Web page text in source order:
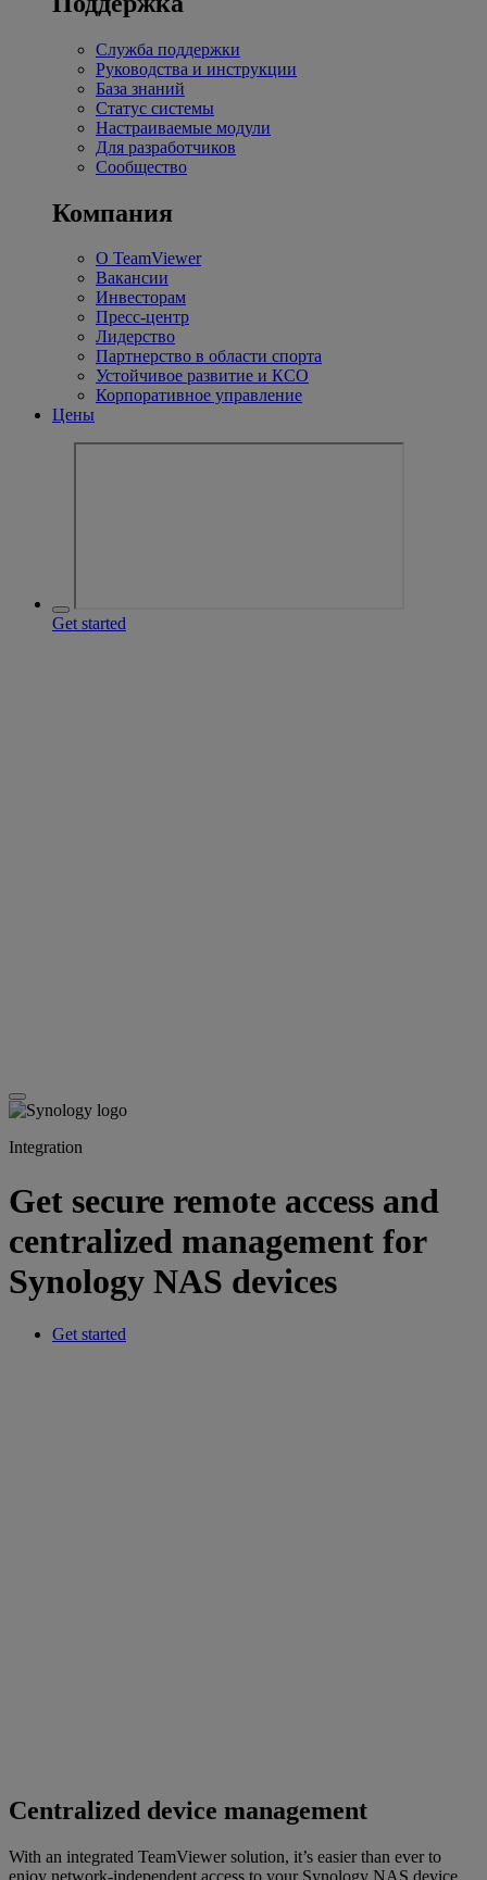
Служба поддержки
Руководства и инструкции
База знаний
Статус системы
Настраиваемые модули
Для разработчиков
Сообщество
Компания
О TeamViewer
Вакансии
Инвесторам
Пресс-центр
Лидерство
Партнерство в области спорта
Устойчивое развитие и КСО
Корпоративное управление
Цены
Get started
Integration
Get secure remote access and
centralized management for
Synology NAS devices
Get started
Centralized device management
With an integrated TeamViewer solution, it’s easier than ever to